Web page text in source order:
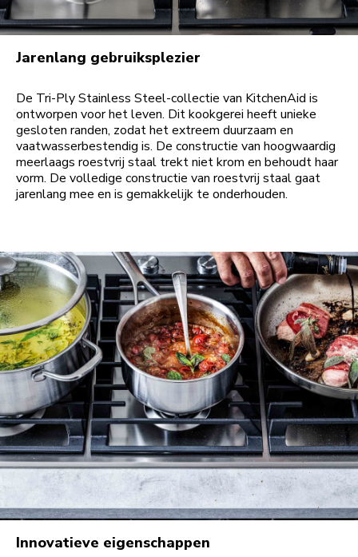
Jarenlang gebruiksplezier
De Tri-Ply Stainless Steel-collectie van KitchenAid is
ontworpen voor het leven. Dit kookgerei heeft unieke
gesloten randen, zodat het extreem duurzaam en
vaatwasserbestendig is. De constructie van hoogwaardig
meerlaags roestvrij staal trekt niet krom en behoudt haar
vorm. De volledige constructie van roestvrij staal gaat
jarenlang mee en is gemakkelijk te onderhouden.
Innovatieve eigenschappen